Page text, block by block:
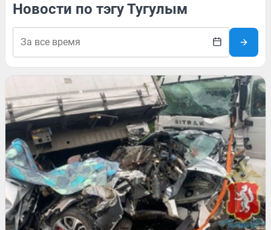
Новости по тэгу Тугулым